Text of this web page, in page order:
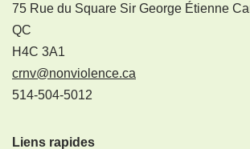
75 Rue du Square Sir George Étienne
QC
H4C 3A1
crnv@nonviolence.ca
514-504-5012
Liens rapides